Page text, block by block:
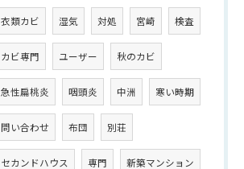
衣類カビ 湿気 対処 宮崎 検査
カビ専門 ユーザー 秋のカビ
急性扁桃炎 咽頭炎 中洲 寒い時期
問い合わせ 布団 別荘
セカンドハウス 専門 新築マンション